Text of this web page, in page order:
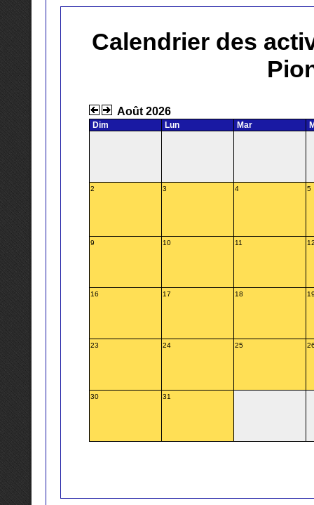
Calendrier des
Août 2026
Dim Lun Mar
2 3 4 5
9 10 11
16 17 18
23 24 25
30 31